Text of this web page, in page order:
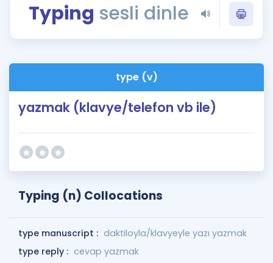
Rehberlik Aracı
ÖSYM Sınav Takvimi
Kampanyalar
Blog
Typing sesli dinle
type (v)
yazmak (klavye/telefon vb ile)
Typing (n) Collocations
type manuscript : daktiloyla/klavyeyle yazı yazmak
type reply : cevap yazmak